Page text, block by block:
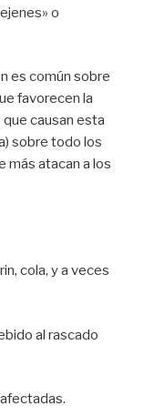
o
es común sobre
favorecen la
causan esta
sobre todo los
más atacan a los
cola, y a veces
al rascado